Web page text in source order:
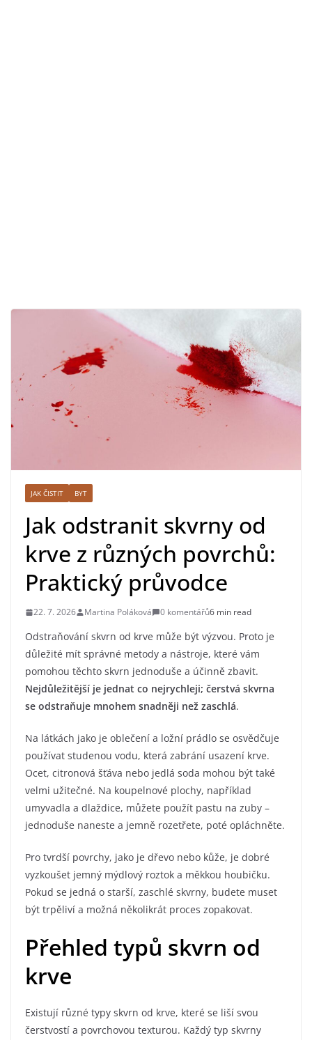
JAK ČISTIT BYT
Jak odstranit skvrny od
krve z různých povrchů:
Praktický průvodce
22. 7. 2026 Martina Poláková 0 komentářů6 min read
Odstraňování skvrn od krve může být výzvou. Proto je
důležité mít správné metody a nástroje, které vám
pomohou těchto skvrn jednoduše a účinně zbavit.
Nejdůležitější je jednat co nejrychleji; čerstvá skvrna
se odstraňuje mnohem snadněji než zaschlá.
Na látkách jako je oblečení a ložní prádlo se osvědčuje
používat studenou vodu, která zabrání usazení krve.
Ocet, citronová šťáva nebo jedlá soda mohou být také
velmi užitečné. Na koupelnové plochy, například
umyvadla a dlaždice, můžete použít pastu na zuby –
jednoduše naneste a jemně rozetřete, poté opláchněte.
Pro tvrdší povrchy, jako je dřevo nebo kůže, je dobré
vyzkoušet jemný mýdlový roztok a měkkou houbičku.
Pokud se jedná o starší, zaschlé skvrny, budete muset
být trpěliví a možná několikrát proces zopakovat.
Přehled typů skvrn od
krve
Existují různé typy skvrn od krve, které se liší svou
čerstvostí a povrchovou texturou. Každý typ skvrny